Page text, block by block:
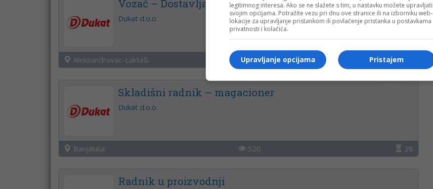
Vozač – Dostavljač
Dukat d.o.o.
Aleksandrovac-Laktaši 301 28
Skladišni radnik – magacioner
Dukat d.o.o.
Banjaluka 520 28
Radnik u proizvodnji
legitimnog interesa. Ako se ne slažete s tim, u nastavku možete upravljati
svojim opcijama. Potražite vezu pri dnu ove stranice ili na izborniku web-
lokacije za upravljanje pristankom ili povlačenje pristanka u postavkama
privatnosti i kolačića.
Pristajem
Upravljanje opcijama